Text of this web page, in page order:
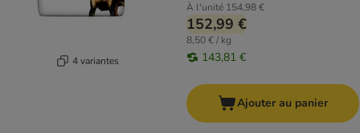
4 variantes
À l'unité 154,98 €
152,99 €
8,50 € / kg
143,81 €
Ajouter au panier